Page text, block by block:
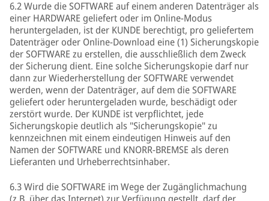
6.2 Wurde die SOFTWARE auf einem anderen Datenträger als
einer HARDWARE geliefert oder im Online-Modus
heruntergeladen, ist der KUNDE berechtigt, pro geliefertem
Datenträger oder Online-Download eine (1) Sicherungskopie
der SOFTWARE zu erstellen, die ausschließlich dem Zweck
der Sicherung dient. Eine solche Sicherungskopie darf nur
dann zur Wiederherstellung der SOFTWARE verwendet
werden, wenn der Datenträger, auf dem die SOFTWARE
geliefert oder heruntergeladen wurde, beschädigt oder
zerstört wurde. Der KUNDE ist verpflichtet, jede
Sicherungskopie deutlich als "Sicherungskopie" zu
kennzeichnen mit einem eindeutigen Hinweis auf den
Namen der SOFTWARE und KNORR-BREMSE als deren
Lieferanten und Urheberrechtsinhaber.
6.3 Wird die SOFTWARE im Wege der Zugänglichmachung